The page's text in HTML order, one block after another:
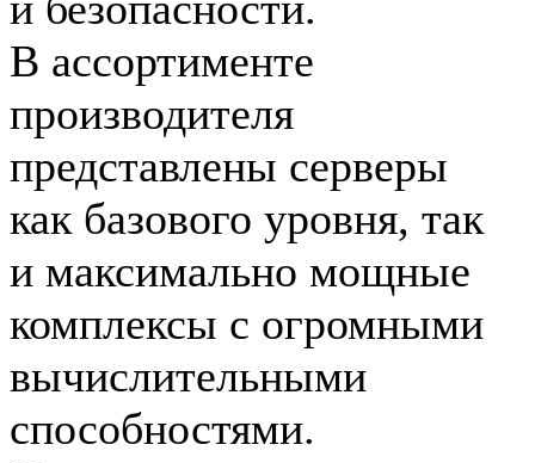
В ассортименте
производителя
представлены серверы
как базового уровня, так
и максимально мощные
комплексы с огромными
вычислительными
способностями.